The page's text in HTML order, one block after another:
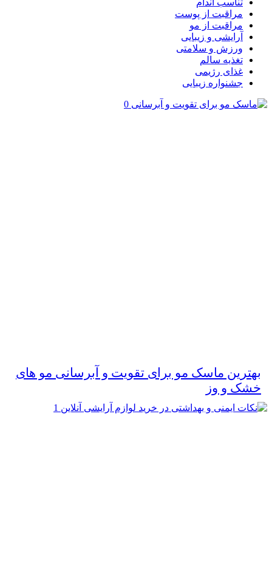
تناسب اندام
مراقبت از پوست
مراقبت از مو
آرایشی و زیبایی
ورزش و سلامتی
تغذیه سالم
غذای رژیمی
جشنواره زیبایی
بهترین ماسک مو برای تقویت و آبرسانی مو های
خشک و وز